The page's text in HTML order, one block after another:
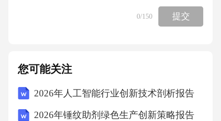
0/150 提交
您可能关注
2026年人工智能行业创新技术剖析报告
2026年锤纹助剂绿色生产创新策略报告